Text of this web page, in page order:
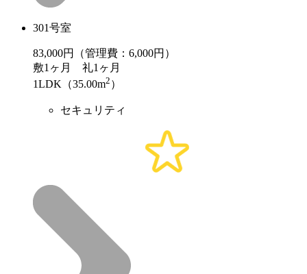
301号室
83,000円（管理費：6,000円）
敷1ヶ月 礼1ヶ月
1LDK（35.00m2 ）
セキュリティ